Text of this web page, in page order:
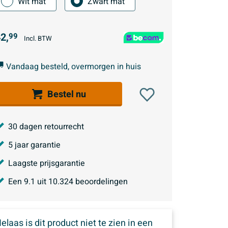
99 Incl. BTW
Vandaag besteld, overmorgen in huis
Bestel nu
30 dagen retourrecht
5 jaar garantie
Laagste prijsgarantie
Een 9.1 uit 10.324 beoordelingen
is dit product niet te zien in een